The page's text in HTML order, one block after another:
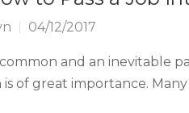
04/12/2017
and an inevitable
is of great importance.